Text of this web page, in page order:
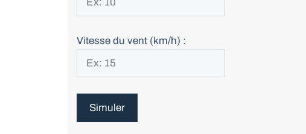
Vitesse du vent (km/h) :
Simuler